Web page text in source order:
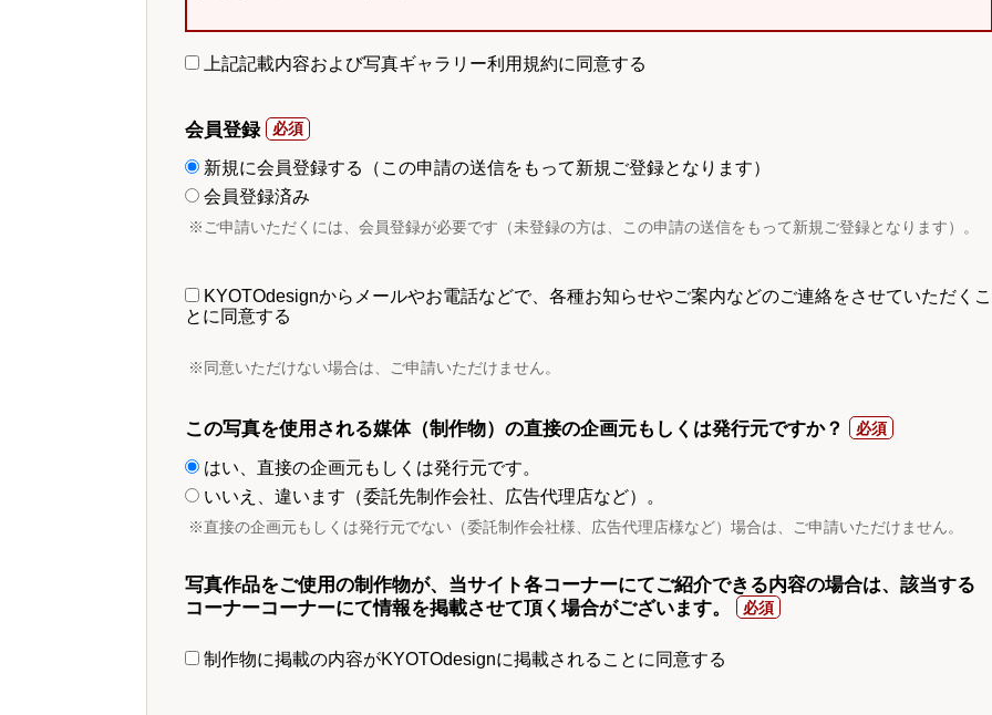
上記記載内容および写真ギャラリー利用規約に同意する
会員登録
新規に会員登録する（この申請の送信をもって新規ご登録となります）
会員登録済み
※ご申請いただくには、会員登録が必要です（未登録の方は、この申請の送信をもって新規ご登録となります）。
KYOTOdesignからメールやお電話などで、各種お知らせやご案内などのご連絡をさせていただくこ
とに同意する
※同意いただけない場合は、ご申請いただけません。
この写真を使用される媒体（制作物）の直接の企画元もしくは発行元ですか？
はい、直接の企画元もしくは発行元です。
いいえ、違います（委託先制作会社、広告代理店など）。
※直接の企画元もしくは発行元でない（委託制作会社様、広告代理店様など）場合は、ご申請いただけません。
写真作品をご使用の制作物が、当サイト各コーナーにてご紹介できる内容の場合は、該当する
コーナーコーナーにて情報を掲載させて頂く場合がございます。
制作物に掲載の内容がKYOTOdesignに掲載されることに同意する